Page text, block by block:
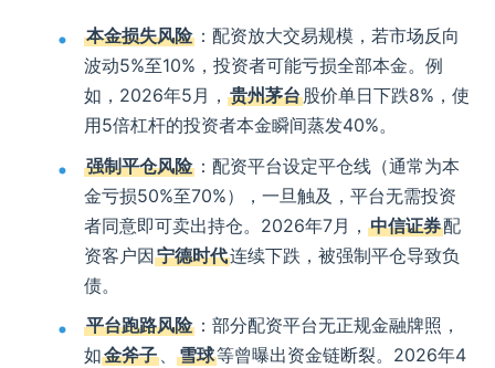
本金损失风险 ：配资放大交易规模，若市场反向
波动5%至10%，投资者可能亏损全部本金。例
如，2026年5月， 贵州茅台股价单日下跌8%，使
用5倍杠杆的投资者本金瞬间蒸发40%。
强制平仓风险 ：配资平台设定平仓线（通常为本
金亏损50%至70%），一旦触及，平台无需投资
者同意即可卖出持仓。2026年7月， 中信证券配
资客户因宁德时代连续下跌，被强制平仓导致负
债。
平台跑路风险 ：部分配资平台无正规金融牌照，
如金斧子 、 雪球等曾曝出资金链断裂。2026年4